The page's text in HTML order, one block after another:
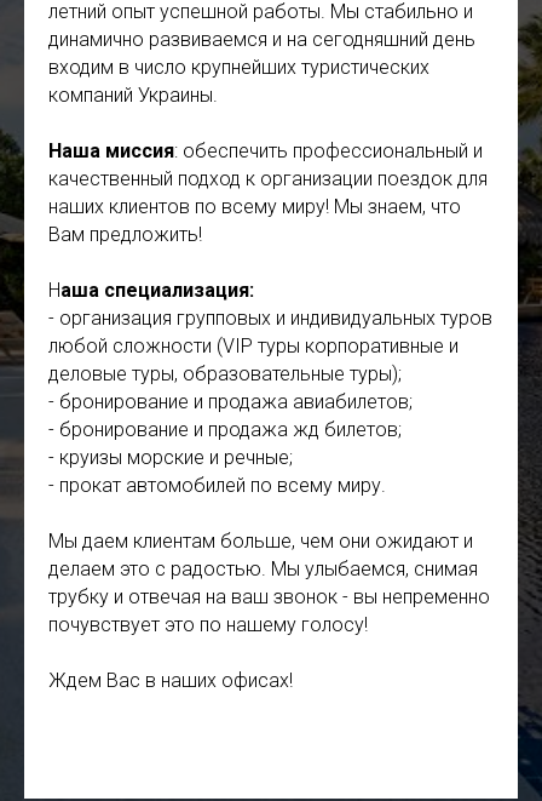
летний опыт успешной работы. Мы стабильно и
динамично развиваемся и на сегодняшний день
входим в число крупнейших туристических
компаний Украины.
Наша миссия: обеспечить профессиональный и
качественный подход к организации поездок для
наших клиентов по всему миру! Мы знаем, что
Вам предложить!
Наша специализация:
- организация групповых и индивидуальных туров
любой сложности (VIP туры корпоративные и
деловые туры, образовательные туры);
- бронирование и продажа авиабилетов;
- бронирование и продажа жд билетов;
- круизы морские и речные;
- прокат автомобилей по всему миру.
Мы даем клиентам больше, чем они ожидают и
делаем это с радостью. Мы улыбаемся, снимая
трубку и отвечая на ваш звонок - вы непременно
почувствует это по нашему голосу!
Ждем Вас в наших офисах!